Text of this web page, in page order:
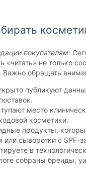
покупателям:
«читать» не только
Важно обращать
публикуют
место
косметики.
продукты,
сыворотки с SPF-
в
собраны бренды,